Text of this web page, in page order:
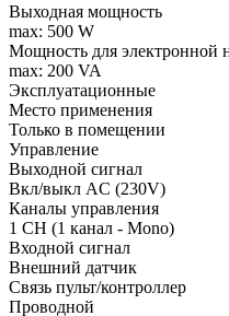
Выходная мощность
max: 500 W
Мощность для электронной
max: 200 VA
Эксплуатационные
Место применения
Только в помещении
Управление
Выходной сигнал
Вкл/выкл AC (230V)
Каналы управления
1 CH (1 канал - Mono)
Входной сигнал
Внешний датчик
Связь пульт/контроллер
Проводной